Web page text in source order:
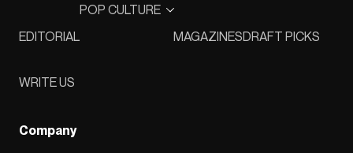
EDITORIAL
POP CULTURE
MAGAZINESDRAFT PICKS
WRITE US
Company